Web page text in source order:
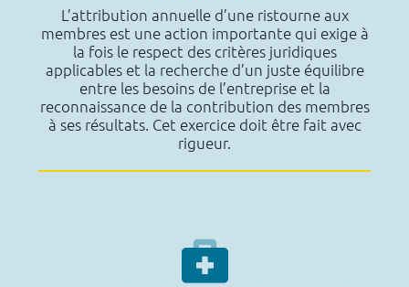
L’attribution annuelle d’une ristourne aux
membres est une action importante qui exige à
la fois le respect des critères juridiques
applicables et la recherche d’un juste équilibre
entre les besoins de l’entreprise et la
reconnaissance de la contribution des membres
à ses résultats. Cet exercice doit être fait avec
rigueur.